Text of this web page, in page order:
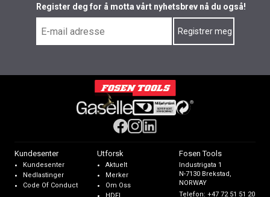
Register deg for å motta vårt nyhetsbrev nå du også!
Kundesenter
Kundesenter
Nedlastinger
Code Of Conduct
Utforsk
Aktuelt
Merker
Om Oss
Fosen Tools
Industrigata 1
N-7130 Brekstad,
NORWAY
Telefon:+47 72 51 51 20